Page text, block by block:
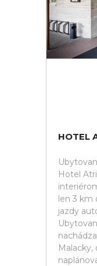
HOTEL
Hotel
len 3 km
jazdy